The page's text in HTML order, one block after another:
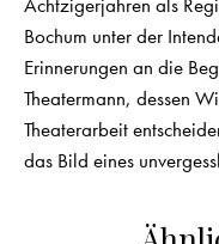
Bochum unter der
Erinnerungen an die
Theatermann, dessen
Theaterarbeit
das Bild eines